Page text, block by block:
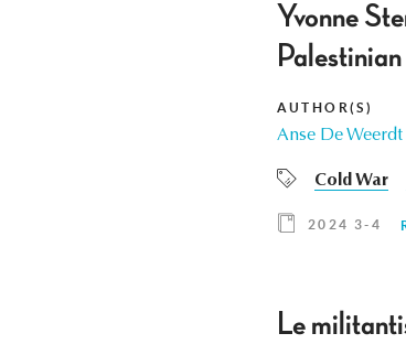
Yvonne
AUTHOR(S)
Anse De Weerdt
Cold War
2024 3-4
Le